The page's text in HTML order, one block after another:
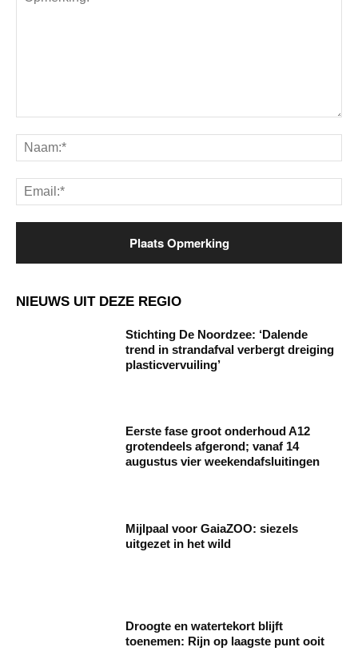
NIEUWS UIT DEZE REGIO
Stichting De Noordzee: ‘Dalende
trend in strandafval verbergt dreiging
plasticvervuiling’
Eerste fase groot onderhoud A12
grotendeels afgerond; vanaf 14
augustus vier weekendafsluitingen
Mijlpaal voor GaiaZOO: siezels
uitgezet in het wild
Droogte en watertekort blijft
toenemen: Rijn op laagste punt ooit